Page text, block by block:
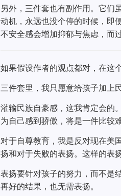
另外，三件套也有副作用。它们
动机，永远也没个停的时候，即
不安全感会增加抑郁与焦虑，而
如果假设作者的观点都对，在这
三件套里，我只愿意给孩子加上
灌输民族自豪感，这我肯定会的
为自己感到骄傲，将是一件比较
对于自尊教育，我是反对现在美
扬和对于失败的表扬。这样的表
表扬要针对孩子的努力，而不是
再好的结果，也无需表扬。